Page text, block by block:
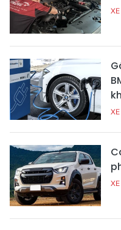
XE
XE
XE